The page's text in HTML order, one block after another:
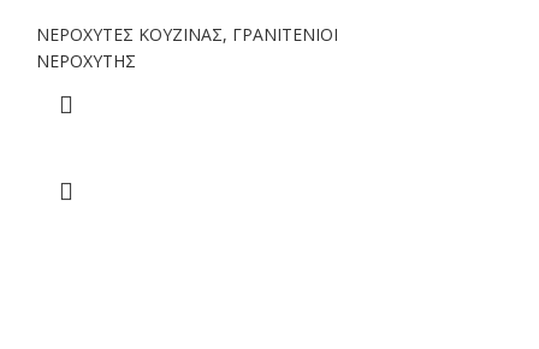
ΝΕΡΟΧΥΤΕΣ ΚΟΥΖΙΝΑΣ, ΓΡΑΝΙΤΕΝΙΟΙ
ΝΕΡΟΧΥΤΗΣ